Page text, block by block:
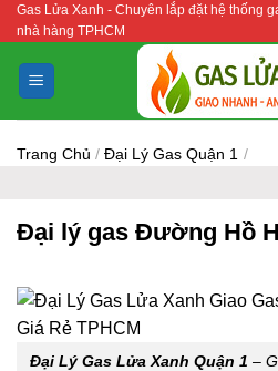
Bỏ
qua
nội
dung
Gas Lửa Xanh - Chuyên lắp đặt hệ thống
nhà hàng TPHCM
Trang Chủ / Đại Lý Gas Quận 1 /
Đại lý gas Đường Hồ
Đại Lý Gas Lửa Xanh Quận 1 –